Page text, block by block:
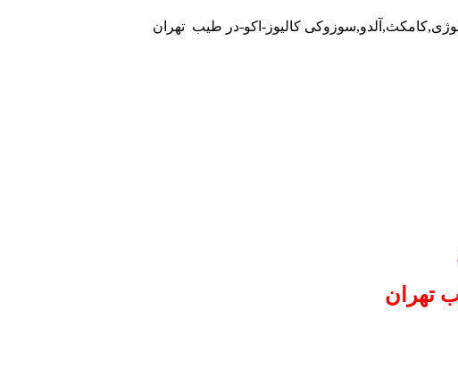
کالیوز-اکو-در طیب تهران
تهران